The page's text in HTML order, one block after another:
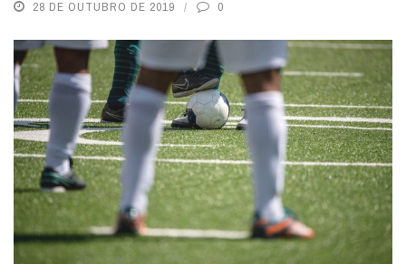
28 DE OUTUBRO DE 2019 0